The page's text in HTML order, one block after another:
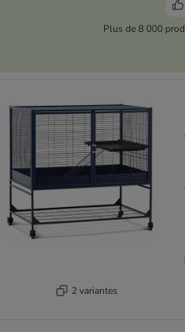
Plus de 8 000
2 variantes